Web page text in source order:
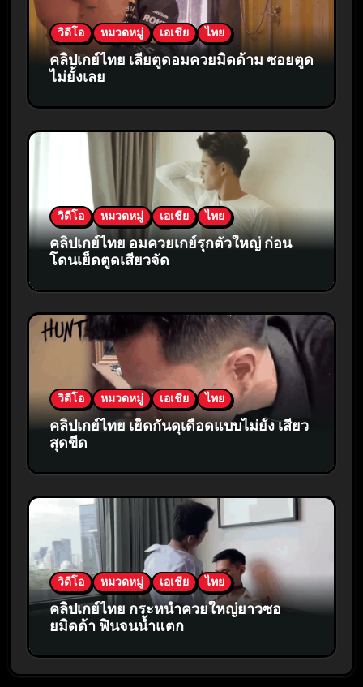
วิดีโอ หมวดหมู่ เอเชีย ไทย
คลิปเกย์ไทย เลียตูดอมควยมิดด้าม ซอยตูด
ไม่ยั้งเลย
วิดีโอ หมวดหมู่ เอเชีย ไทย
คลิปเกย์ไทย อมควยเกย์รุกตัวใหญ่ ก่อน
โดนเย็ดตูดเสียวจัด
วิดีโอ หมวดหมู่ เอเชีย ไทย
คลิปเกย์ไทย เย็ดกันดุเดือดแบบไม่ยั้ง เสียว
สุดขีด
วิดีโอ หมวดหมู่ เอเชีย ไทย
คลิปเกย์ไทย กระหน่ำควยใหญ่ยาวซอ
ยมิดด้า ฟินจนน้ำแตก